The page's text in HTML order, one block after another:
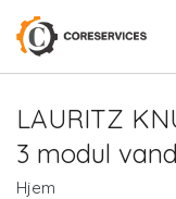
LAURITZ
3 modul
Hjem